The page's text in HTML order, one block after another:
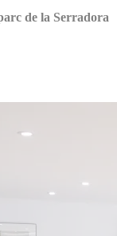
de la Serradora